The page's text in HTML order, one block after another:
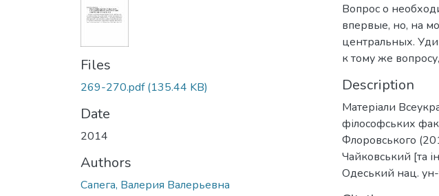
Files
269-270.pdf(135.44 KB)
Date
2014
Authors
Сапега, Валерия Валерьевна
Вопрос о
впервые, но, на
центральных.
к тому же
Description
Матеріали
філософських
Флоровського
Чайковський [та
Одеський нац.